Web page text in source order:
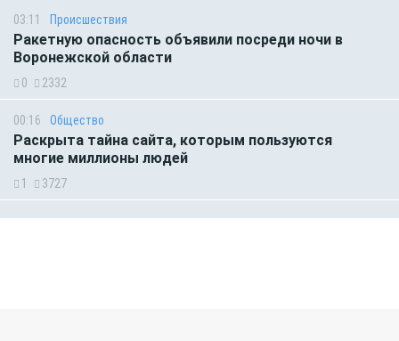
03:11 Происшествия
Ракетную опасность объявили посреди ночи в
Воронежской области
0 2332
00:16 Общество
Раскрыта тайна сайта, которым пользуются
многие миллионы людей
1 3727